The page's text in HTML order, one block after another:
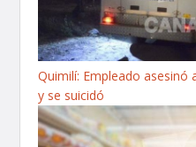
Quimilí: Empleado asesinó
y se suicidó